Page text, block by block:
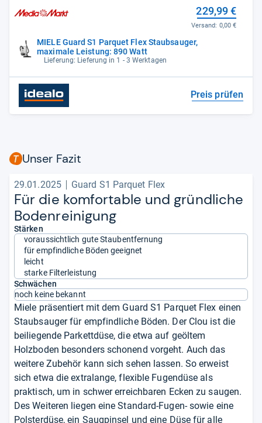
MIELE Guard S1 Parquet Flex Staubsauger,
maximale Leistung: 890 Watt
Lieferung: Lieferung in 1 - 3 Werktagen
229,99 €
Versand: 0,00 €
Preis prüfen
Unser Fazit
29.01.2025 Guard S1 Parquet Flex
Für die kom­for­ta­ble und gründ­li­che
Boden­rei­ni­gung
Stärken
voraussichtlich gute Staubentfernung
für empfindliche Böden geeignet
leicht
starke Filterleistung
Schwächen
noch keine bekannt
Miele präsentiert mit dem Guard S1 Parquet Flex einen
Staubsauger für empfindliche Böden. Der Clou ist die
beiliegende Parkettdüse, die etwa auf geöltem
Holzboden besonders schonend vorgeht. Auch das
weitere Zubehör kann sich sehen lassen. So erweist
sich etwa die extralange, flexible Fugendüse als
praktisch, um in schwer erreichbaren Ecken zu saugen.
Des Weiteren liegen eine Standard-Fugen- sowie eine
Polsterdüse, ein Saugpinsel und eine Düse für alle